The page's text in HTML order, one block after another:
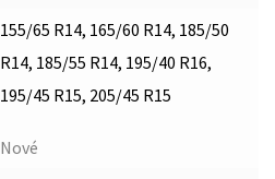
155/65 R14, 165/60 R14, 185/50
R14, 185/55 R14, 195/40 R16,
195/45 R15, 205/45 R15
Nové